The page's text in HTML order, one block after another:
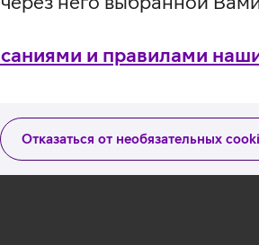
и правилами
Отказаться от необязательных